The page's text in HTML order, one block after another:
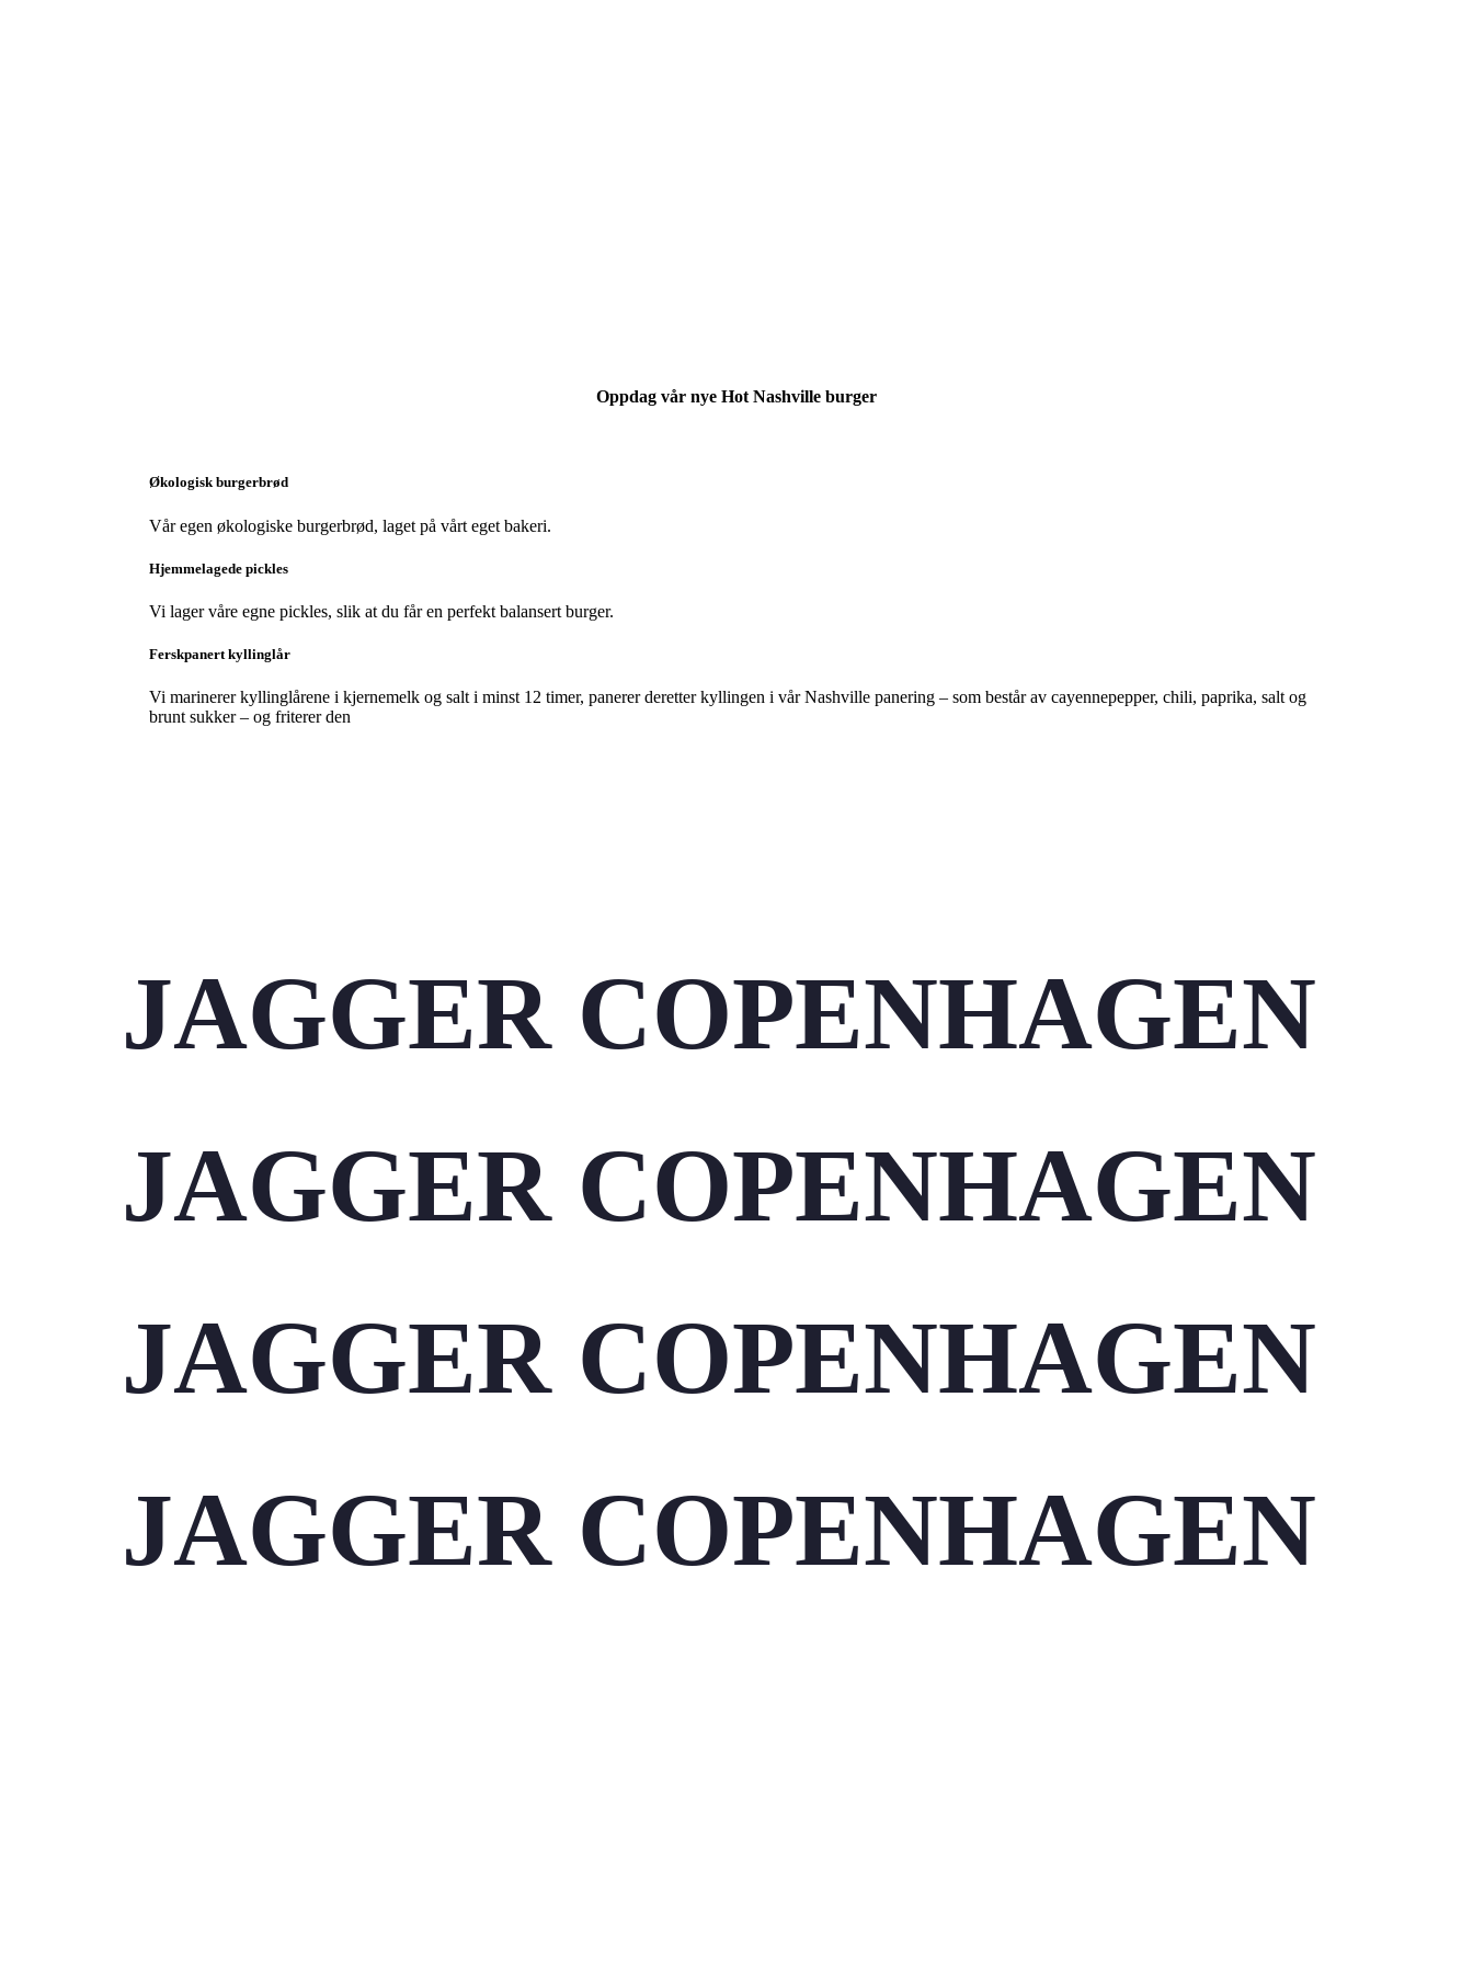
Oppdag vår nye Hot Nashville burger
Økologisk burgerbrød
Vår egen økologiske burgerbrød, laget på vårt eget bakeri.
Hjemmelagede pickles
Vi lager våre egne pickles, slik at du får en perfekt balansert burger.
Ferskpanert kyllinglår
Vi marinerer kyllinglårene i kjernemelk og salt i minst 12 timer, panerer deretter kyllingen i vår Nashville panering – som består av cayennepepper, chili, paprika, salt og
brunt sukker – og friterer den
JAGGER COPENHAGEN
JAGGER COPENHAGEN
JAGGER COPENHAGEN
JAGGER COPENHAGEN